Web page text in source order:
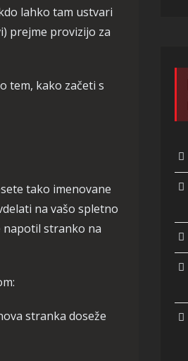
lahko tam ustvari
prejme provizijo za
tem, kako začeti s
tako imenovane
na vašo spletno
napotil stranko na
stranka doseže